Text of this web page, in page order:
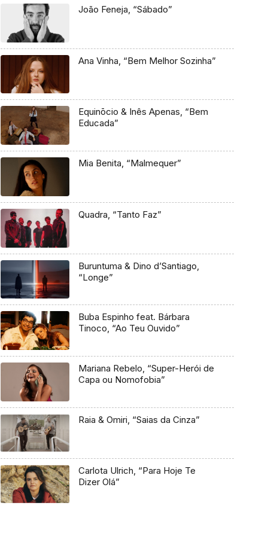
João Feneja, “Sábado”
Ana Vinha, “Bem Melhor Sozinha”
Equinōcio & Inês Apenas, “Bem
Educada”
Mia Benita, “Malmequer”
Quadra, “Tanto Faz”
Buruntuma & Dino d’Santiago,
“Longe”
Buba Espinho feat. Bárbara
Tinoco, “Ao Teu Ouvido”
Mariana Rebelo, “Super-Herói de
Capa ou Nomofobia”
Raia & Omiri, “Saias da Cinza”
Carlota Ulrich, “Para Hoje Te
Dizer Olá”